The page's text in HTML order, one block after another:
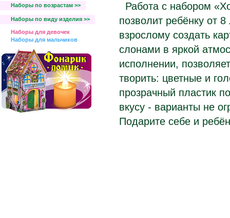
Наборы по возрастам >>
Наборы по виду изделия >>
Наборы для девочек
Наборы для мальчиков
Работа с набором
позволит ребёнку от 8
взрослому создать
слонами в яркой
исполнении,
творить: цветные и
прозрачный пластик
вкусу - варианты не
Подарите себе и